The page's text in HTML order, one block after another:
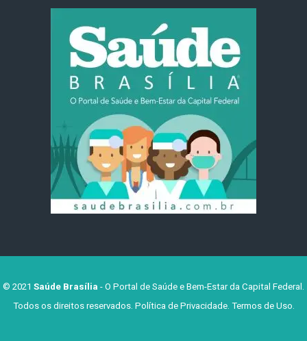
© 2021 Saúde Brasília - O Portal de Saúde e Bem-Estar da Capital Federal.
Todos os direitos reservados. Política de Privacidade. Termos de Uso